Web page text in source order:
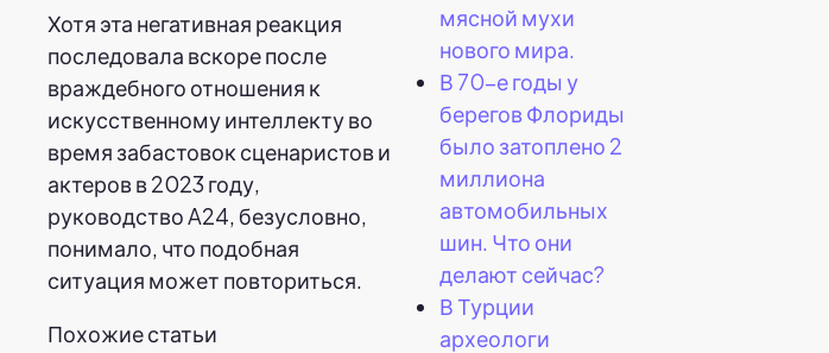
Хотя эта негативная реакция
последовала вскоре после
враждебного отношения к
искусственному интеллекту во
время забастовок сценаристов и
актеров в 2023 году,
руководство A24, безусловно,
понимало, что подобная
ситуация может повториться.
Похожие статьи
мясной мухи
нового мира.
В 70-е годы у
берегов Флориды
было затоплено 2
миллиона
автомобильных
шин. Что они
делают сейчас?
В Турции
археологи